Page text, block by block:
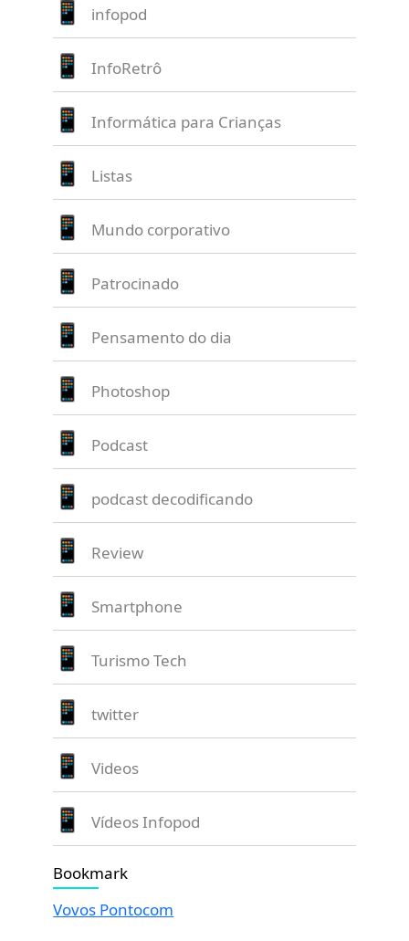
infopod
InfoRetrô
Informática para Crianças
Listas
Mundo corporativo
Patrocinado
Pensamento do dia
Photoshop
Podcast
podcast decodificando
Review
Smartphone
Turismo Tech
twitter
Videos
Vídeos Infopod
Bookmark
Vovos Pontocom